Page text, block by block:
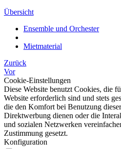
Übersicht
Ensemble und Orchester
Mietmaterial
Zurück
Vor
Cookie-Einstellungen
Diese Website benutzt Cookies, die
Website erforderlich sind und stets
die den Komfort bei Benutzung
Direktwerbung dienen oder die
und sozialen Netzwerken
Zustimmung gesetzt.
Konfiguration